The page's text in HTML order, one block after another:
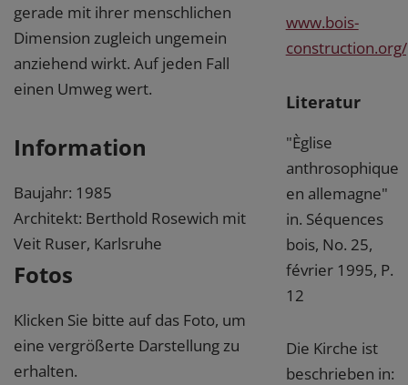
gerade mit ihrer menschlichen
Dimension zugleich ungemein
anziehend wirkt. Auf jeden Fall
einen Umweg wert.
Information
Baujahr: 1985
Architekt: Berthold Rosewich mit
Veit Ruser, Karlsruhe
Fotos
Klicken Sie bitte auf das Foto, um
eine vergrößerte Darstellung zu
erhalten.
www.bois-
Literatur
"Èglise
anthrosophique
en allemagne"
in. Séquences
bois, No. 25,
février 1995, P.
12
Die Kirche ist
beschrieben in: